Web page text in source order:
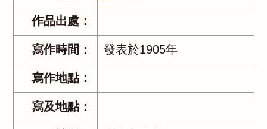
作品出處：
寫作時間： 發表於1905年
寫作地點：
寫及地點：